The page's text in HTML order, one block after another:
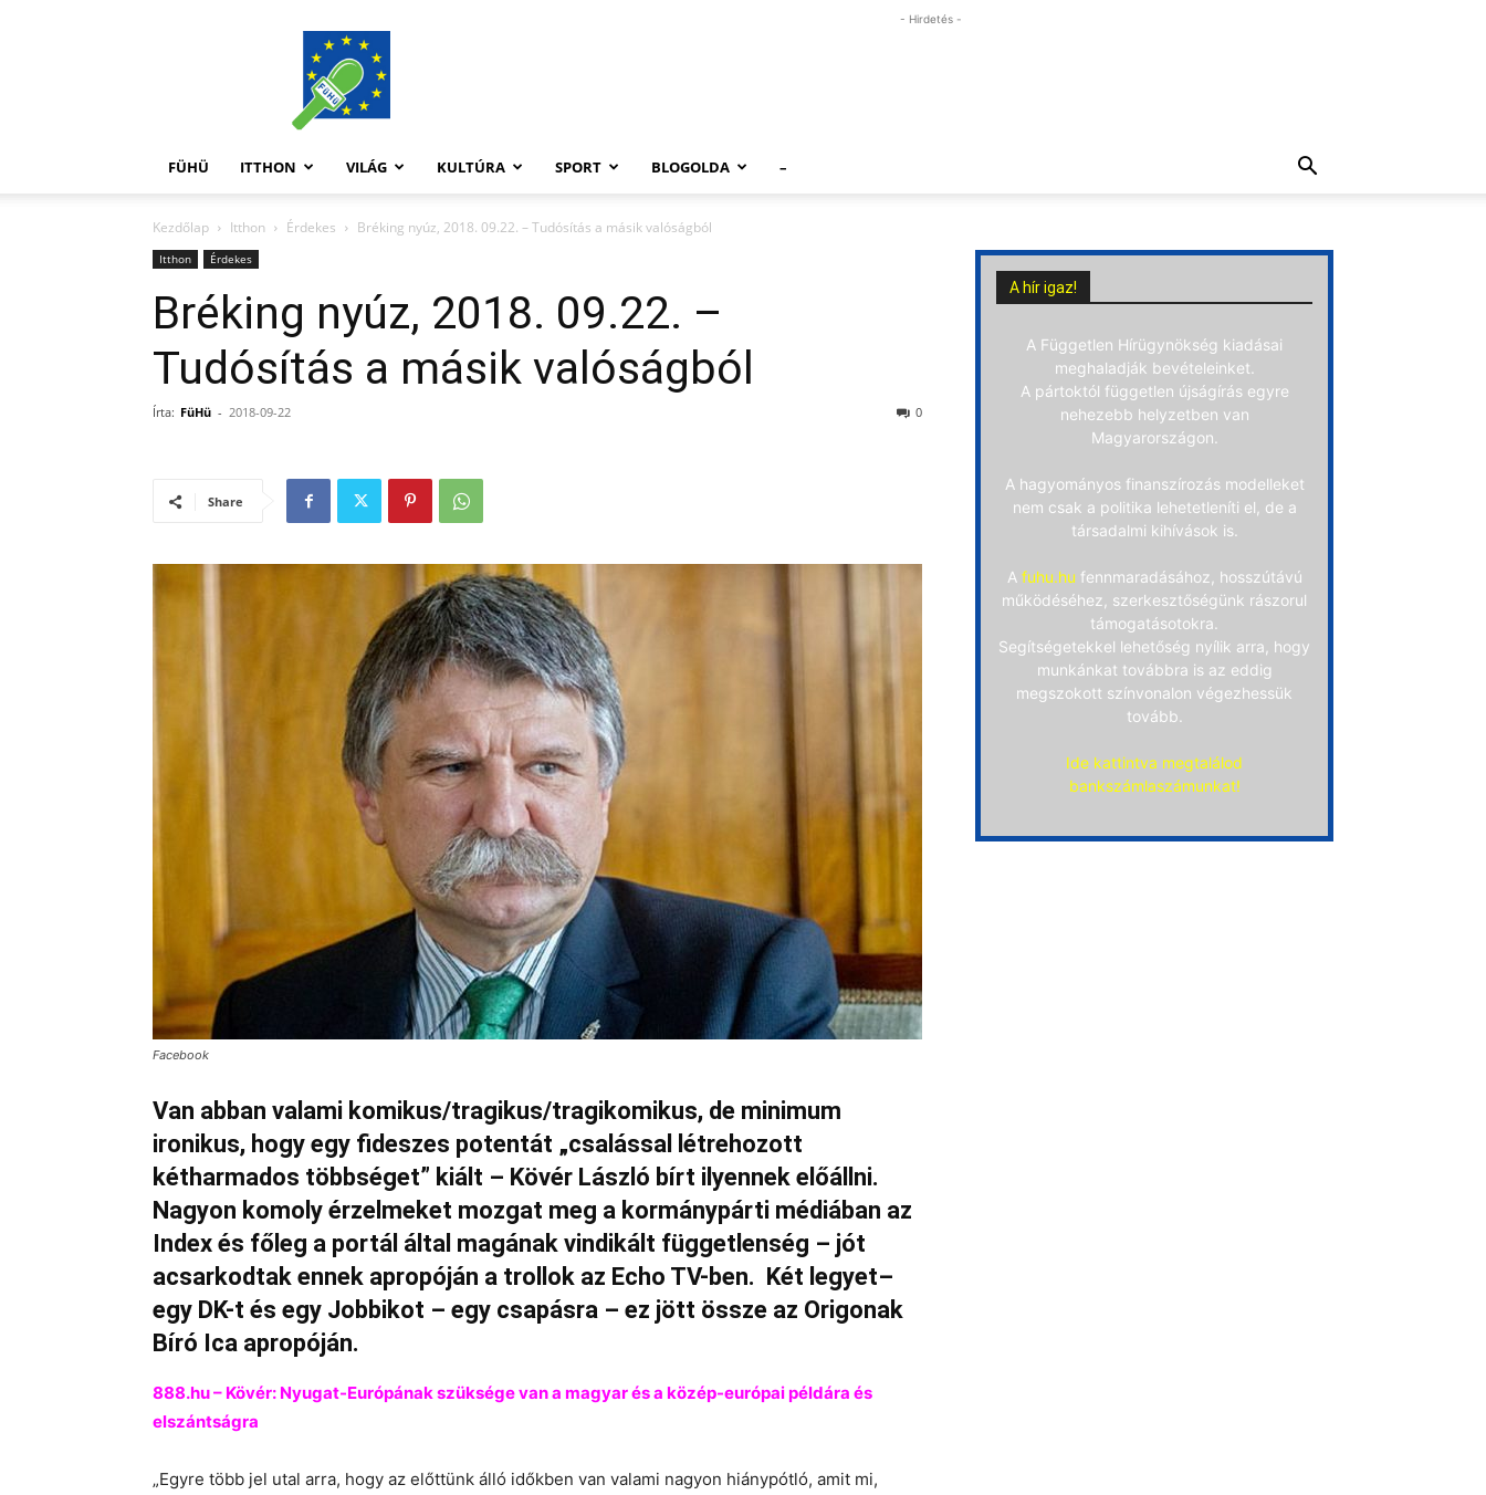
FüHü
- Hirdetés -
FÜHÜ ITTHON VILÁG KULTÚRA SPORT BLOGOLDA –
Kezdőlap Itthon Érdekes Bréking nyúz, 2018. 09.22. – Tudósítás a másik valóságból
Itthon Érdekes
Bréking nyúz, 2018. 09.22. –
Tudósítás a másik valóságból
Írta: FüHü - 2018-09-22 0
Share
Facebook
Van abban valami komikus/tragikus/tragikomikus, de minimum
ironikus, hogy egy fideszes potentát „csalással létrehozott
kétharmados többséget” kiált – Kövér László bírt ilyennek előállni.
Nagyon komoly érzelmeket mozgat meg a kormánypárti médiában az
Index és főleg a portál által magának vindikált függetlenség – jót
acsarkodtak ennek apropóján a trollok az Echo TV-ben. Két legyet–
egy DK-t és egy Jobbikot – egy csapásra – ez jött össze az Origonak
Bíró Ica apropóján.
888.hu – Kövér: Nyugat-Európának szüksége van a magyar és a közép-európai példára és
elszántságra
„Egyre több jel utal arra, hogy az előttünk álló időkben van valami nagyon hiánypótló, amit mi,
A hír igaz!
A Független Hírügynökség kiadásai
meghaladják bevételeinket.
A pártoktól független újságírás egyre
nehezebb helyzetben van
Magyarországon.
A hagyományos finanszírozás modelleket
nem csak a politika lehetetleníti el, de a
társadalmi kihívások is.
A fuhu.hu fennmaradásához, hosszútávú
működéséhez, szerkesztőségünk rászorul
támogatásotokra.
Segítségetekkel lehetőség nyílik arra, hogy
munkánkat továbbra is az eddig
megszokott színvonalon végezhessük
tovább.
Ide kattintva megtalálod
bankszámlaszámunkat!